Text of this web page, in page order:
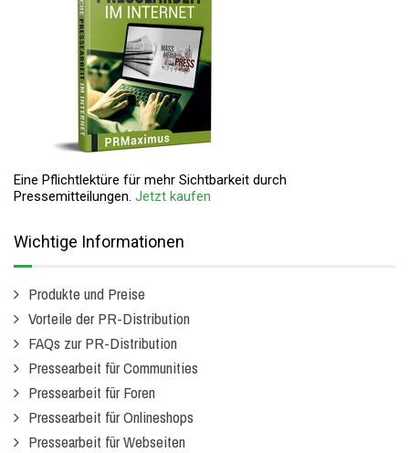
Eine Pflichtlektüre für mehr Sichtbarkeit durch
Pressemitteilungen. Jetzt kaufen
Wichtige Informationen
Produkte und Preise
Vorteile der PR-Distribution
FAQs zur PR-Distribution
Pressearbeit für Communities
Pressearbeit für Foren
Pressearbeit für Onlineshops
Pressearbeit für Webseiten